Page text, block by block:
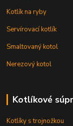
Kotlík na ryby
Servírovací kotlík
Smaltovaný kotol
Nerezový kotol
Kotlíkové
Kotlíky s trojnožkou